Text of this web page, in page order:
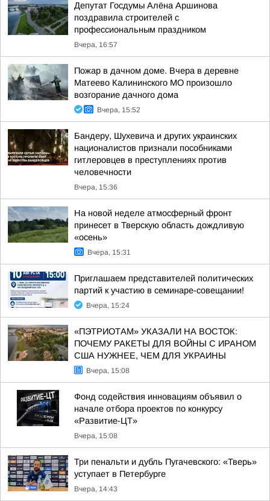
Депутат Госдумы Алёна Аршинова
поздравила строителей с
профессиональным праздником
Вчера, 16:57
Пожар в дачном доме. Вчера в деревне
Матеево Калининского МО произошло
возгорание дачного дома
Вчера, 15:52
Бандеру, Шухевича и других украинских
националистов признали пособниками
гитлеровцев в преступлениях против
человечности
Вчера, 15:36
На новой неделе атмосферный фронт
принесет в Тверскую область дождливую
«осень»
Вчера, 15:31
Приглашаем представителей политических
партий к участию в семинаре-совещании!
Вчера, 15:24
«ПЭТРИОТАМ» УКАЗАЛИ НА ВОСТОК:
ПОЧЕМУ РАКЕТЫ ДЛЯ ВОЙНЫ С ИРАНОМ
США НУЖНЕЕ, ЧЕМ ДЛЯ УКРАИНЫ
Вчера, 15:08
Фонд содействия инновациям объявил о
начале отбора проектов по конкурсу
«Развитие-ЦТ»
Вчера, 15:08
Три пенальти и дубль Пугачевского: «Тверь»
уступает в Петербурге
Вчера, 14:43